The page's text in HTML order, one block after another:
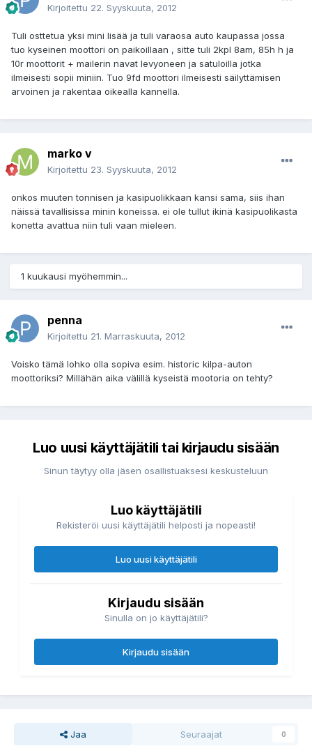
Kirjoitettu 22. Syyskuuta, 2012
Tuli osttetua yksi mini lisää ja tuli varaosa auto kaupassa jossa
tuo kyseinen moottori on paikoillaan , sitte tuli 2kpl 8am, 85h h ja
10r moottorit + mailerin navat levyoneen ja satuloilla jotka
ilmeisesti sopii miniin. Tuo 9fd moottori ilmeisesti säilyttämisen
arvoinen ja rakentaa oikealla kannella.
marko v
Kirjoitettu 23. Syyskuuta, 2012
onkos muuten tonnisen ja kasipuolikkaan kansi sama, siis ihan
näissä tavallisissa minin koneissa. ei ole tullut ikinä kasipuolikasta
konetta avattua niin tuli vaan mieleen.
1 kuukausi myöhemmin...
penna
Kirjoitettu 21. Marraskuuta, 2012
Voisko tämä lohko olla sopiva esim. historic kilpa-auton
moottoriksi? Millähän aika välillä kyseistä mootoria on tehty?
Luo uusi käyttäjätili tai kirjaudu sisään
Sinun täytyy olla jäsen osallistuaksesi keskusteluun
Luo käyttäjätili
Rekisteröi uusi käyttäjätili helposti ja nopeasti!
Luo uusi käyttäjätili
Kirjaudu sisään
Sinulla on jo käyttäjätili?
Kirjaudu sisään
Jaa Seuraajat 0